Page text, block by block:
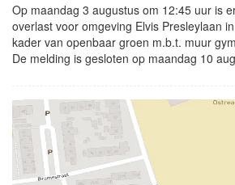
Op maandag 3 augustus om 12:45 uur is
overlast voor omgeving Elvis Presleylaan
kader van openbaar groen m.b.t. muur
De melding is gesloten op maandag 10